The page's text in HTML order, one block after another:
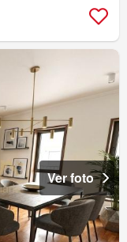
Ver foto